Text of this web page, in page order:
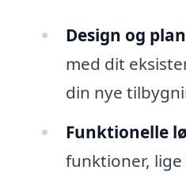
Design og
med dit
din nye
Funktionelle
funktioner,